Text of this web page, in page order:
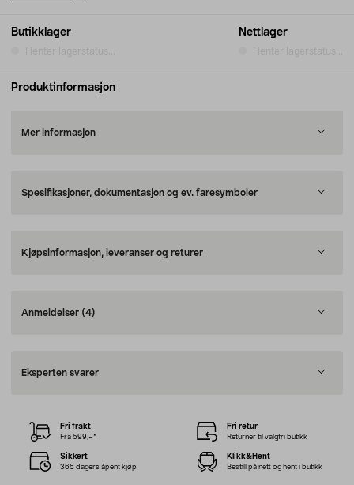
Butikklager Nettlager
Produktinformasjon
Mer informasjon
Spesifikasjoner, dokumentasjon og ev. faresymboler
Kjøpsinformasjon, leveranser og returer
Anmeldelser (4)
Eksperten svarer
Fri frakt
Fra 599,–*
Fri retur
Returner til valgfri butikk
Sikkert
365 dagers åpent kjøp
Klikk&Hent
Bestill på nett og hent i butikk